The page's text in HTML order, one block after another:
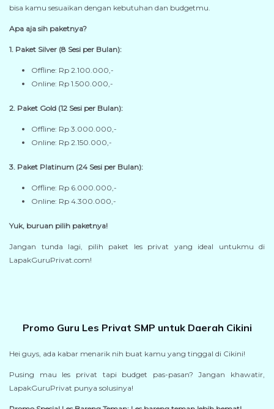
bisa kamu sesuaikan dengan kebutuhan dan budgetmu.
Apa aja sih paketnya?
1. Paket Silver (8 Sesi per Bulan):
Offline: Rp 2.100.000,-
Online: Rp 1.500.000,-
2. Paket Gold (12 Sesi per Bulan):
Offline: Rp 3.000.000,-
Online: Rp 2.150.000,-
3. Paket Platinum (24 Sesi per Bulan):
Offline: Rp 6.000.000,-
Online: Rp 4.300.000,-
Yuk, buruan pilih paketnya!
Jangan tunda lagi, pilih paket les privat yang ideal untukmu di
LapakGuruPrivat.com!
Promo Guru Les Privat SMP untuk Daerah Cikini
Hei guys, ada kabar menarik nih buat kamu yang tinggal di Cikini!
Pusing mau les privat tapi budget pas-pasan? Jangan khawatir,
LapakGuruPrivat punya solusinya!